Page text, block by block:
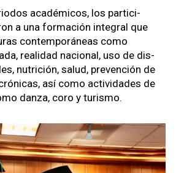
académi­cos, los par­tic­i­
a una for­ma­ción inte­gral que
con­tem­poráneas como
real­i­dad nacional, uso de dis­
nutri­ción, salud, pre­ven­ción de
así como activi­dades de
dan­za, coro y tur­is­mo.